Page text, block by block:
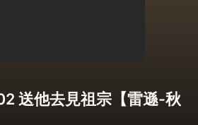
送他去見祖宗【雷遜-秋